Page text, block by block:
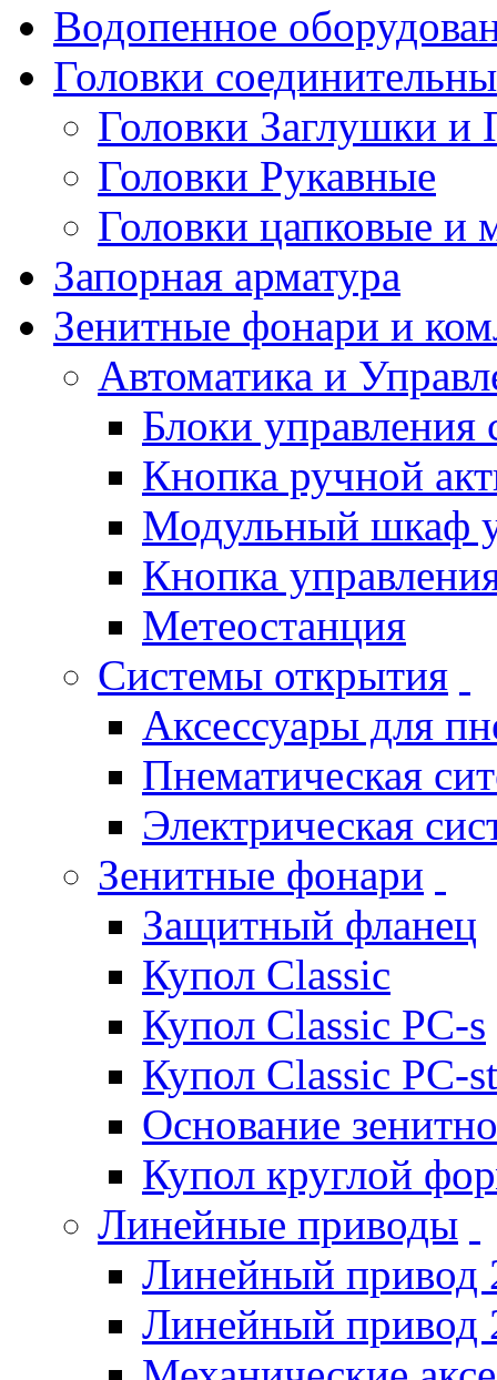
Водопенное
Головки
Головки Заглушки и
Головки Рукавные
Головки цапковые и
Запорная арматура
Зенитные фонари и
Автоматика и
Блоки
Кнопка ручной
Модульный шкаф
Кнопка
Метеостанция
Системы открытия
Аксессуары для
Пнематическая
Электрическая
Зенитные фонари
Защитный фланец
Купол Classic
Купол Classic PC-s
Купол Classic PC-st
Основание
Купол круглой
Линейные приводы
Линейный привод
Линейный привод